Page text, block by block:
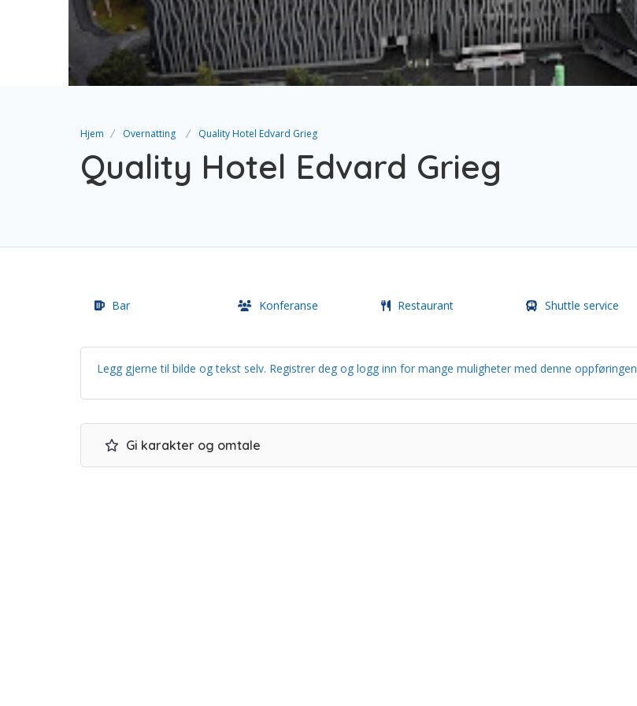
Hjem Overnatting Quality Hotel Edvard Grieg
Quality Hotel Edvard Grieg
Bar Konferanse Restaurant Shuttle service
Legg gjerne til bilde og tekst selv. Registrer deg og logg inn for mange muligheter med denne oppføringen
Gi karakter og omtale